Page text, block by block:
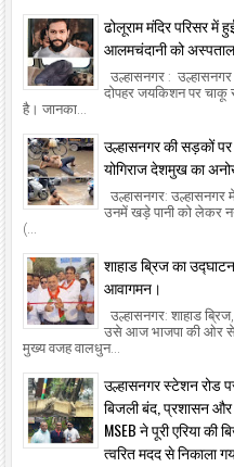
ढोलूराम मंदिर परिसर
आलमचंदानी को अस्पताल
उल्हासनगर : उल्हासनगर
दोपहर जयकिशन पर चाकू
है। जानका...
उल्हासनगर की सड़कों पर
योगिराज देशमुख का
उल्हासनगर:
उनमें खड़े पानी को लेकर
(...
शाहाड ब्रिज का
आवागमन।
उल्हासनगर: शाहाड
उसे आज भाजपा की ओर से
मुख्य वजह वालधुन...
उल्हासनगर स्टेशन रोड
बिजली बंद, प्रशासन और
MSEB ने पूरी एरिया
त्वरित मदद से निकाला